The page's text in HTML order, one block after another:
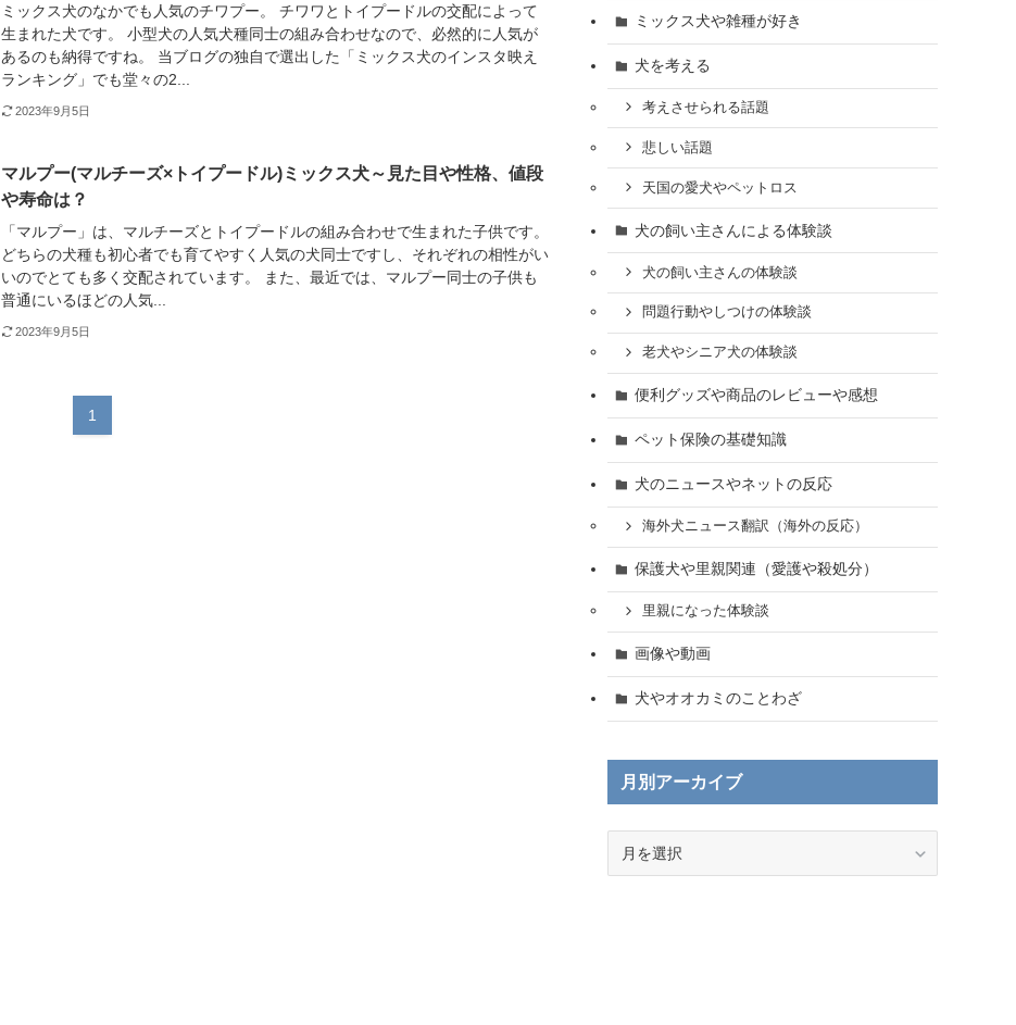
ミックス犬のなかでも人気のチワプー。 チワワとトイプードルの交配によって
生まれた犬です。 小型犬の人気犬種同士の組み合わせなので、必然的に人気が
あるのも納得ですね。 当ブログの独自で選出した「ミックス犬のインスタ映え
ランキング」でも堂々の2...
2023年9月5日
マルプー(マルチーズ×トイプードル)ミックス犬～見た目や性格、値段
や寿命は？
「マルプー」は、マルチーズとトイプードルの組み合わせで生まれた子供です。
どちらの犬種も初心者でも育てやすく人気の犬同士ですし、それぞれの相性がい
いのでとても多く交配されています。 また、最近では、マルプー同士の子供も
普通にいるほどの人気...
2023年9月5日
1
ミックス犬や雑種が好き
犬を考える
考えさせられる話題
悲しい話題
天国の愛犬やペットロス
犬の飼い主さんによる体験談
犬の飼い主さんの体験談
問題行動やしつけの体験談
老犬やシニア犬の体験談
便利グッズや商品のレビューや感想
ペット保険の基礎知識
犬のニュースやネットの反応
海外犬ニュース翻訳（海外の反応）
保護犬や里親関連（愛護や殺処分）
里親になった体験談
画像や動画
犬やオオカミのことわざ
月別アーカイブ